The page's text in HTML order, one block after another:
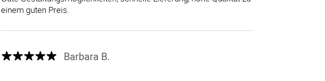
einem guten Preis.
Barbara B.